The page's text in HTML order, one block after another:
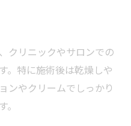
クリニックやサロンでの
。特に施術後は乾燥しや
ンやクリームでしっかり